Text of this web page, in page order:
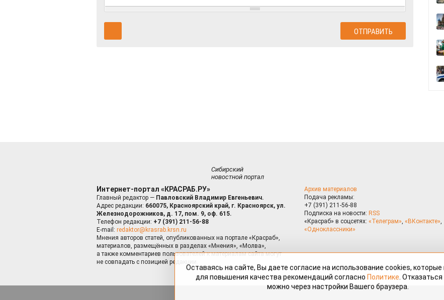
Сибирский
новостной портал
Интернет-портал «КРАСРАБ.РУ»
Главный редактор — Павловский Владимир Евгеньевич.
Адрес редакции: 660075, Красноярский край, г. Красноярск, ул.
Железнодорожников, д. 17, пом. 9, оф. 615.
Телефон редакции: +7 (391) 211-56-88
E-mail: redaktor@krasrab.krsn.ru
Мнения авторов статей, опубликованных на портале «Красраб»,
материалов, размещённых в разделах «Мнения», «Молва»,
а также комментариев пользователей к материалам сайта могут
не совпадать с позицией редакции.
Архив материалов
Подача рекламы:
+7 (391) 211-56-88
Подписка на новости: RSS
«Красраб» в соцсетях: «Телеграм», «ВКонтакте»,
«Одноклассники»
Оставаясь на сайте, Вы даете согласие на использование cookies,
для повышения качества рекомендаций согласно Политике .
можно через настройки Вашего браузера.